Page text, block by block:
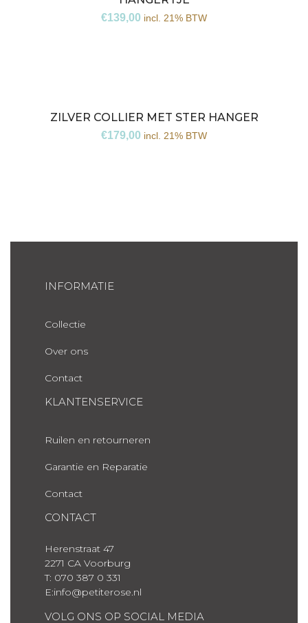
€139,00 incl. 21% BTW
ZILVER COLLIER MET STER HANGER
€179,00 incl. 21% BTW
INFORMATIE
Collectie
Over ons
Contact
KLANTENSERVICE
Ruilen en retourneren
Garantie en Reparatie
Contact
CONTACT
Herenstraat 47
2271 CA Voorburg
T: 070 387 0 331
E:info@petiterose.nl
VOLG ONS OP SOCIAL MEDIA